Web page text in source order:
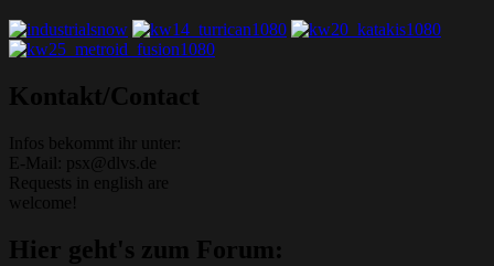
Kontakt/Contact
Infos bekommt ihr unter:
E-Mail: psx@dlvs.de
Requests in english are
welcome!
Hier geht's zum Forum: